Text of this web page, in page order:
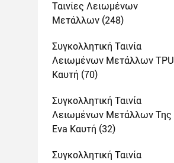
Ταινίες Λειωμένων
Μετάλλων (248)
Συγκολλητική Ταινία
Λειωμένων Μετάλλων TPU
Καυτή (70)
Συγκολλητική Ταινία
Λειωμένων Μετάλλων Της
Eva Καυτή (32)
Συγκολλητική Ταινία